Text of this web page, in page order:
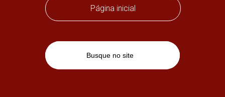
Página inicial